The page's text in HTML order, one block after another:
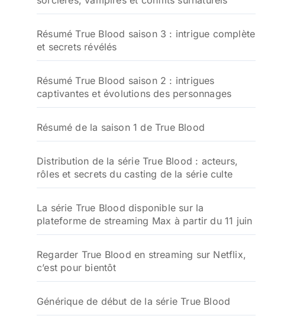
Résumé True Blood saison 3 : intrigue complète
et secrets révélés
Résumé True Blood saison 2 : intrigues
captivantes et évolutions des personnages
Résumé de la saison 1 de True Blood
Distribution de la série True Blood : acteurs,
rôles et secrets du casting de la série culte
La série True Blood disponible sur la
plateforme de streaming Max à partir du 11 juin
Regarder True Blood en streaming sur Netflix,
c’est pour bientôt
Générique de début de la série True Blood